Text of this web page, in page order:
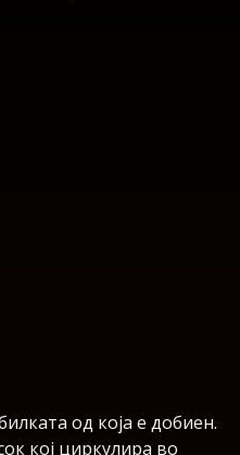
од која е добиен.
кој циркулира во